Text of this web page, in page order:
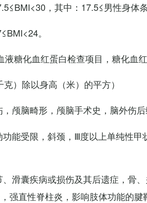
，其中：17.5≤男性身体
。
液糖化血红蛋白检查项目，糖化血
克）除以身高（米）的平方）
颅脑畸形，颅脑手术史，脑外伤后
功能受限，斜颈，Ⅲ度以上单纯性
滑囊疾病或损伤及其后遗症，骨
强直性脊柱炎，影响肢体功能的腱